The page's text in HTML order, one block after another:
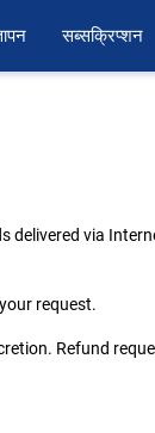
सब्सक्रिप्शन
delivered via
request.
Refund